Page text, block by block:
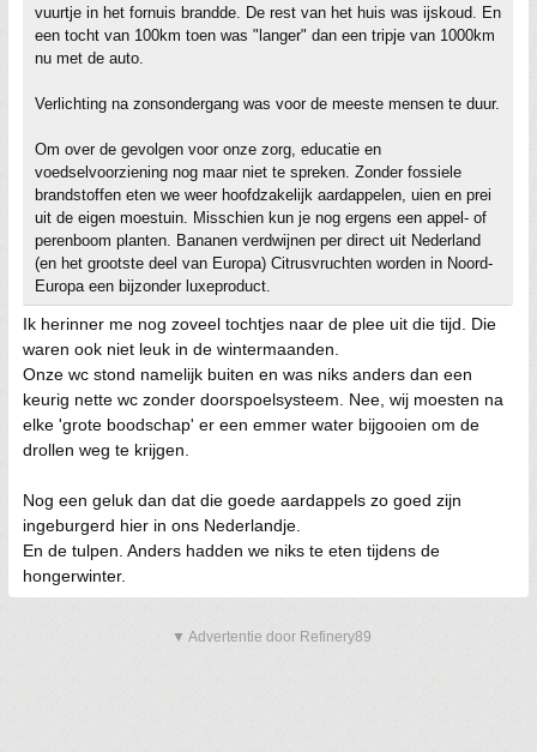
vuurtje in het fornuis brandde. De rest van het huis was ijskoud. En
een tocht van 100km toen was "langer" dan een tripje van 1000km
nu met de auto.
Verlichting na zonsondergang was voor de meeste mensen te duur.
Om over de gevolgen voor onze zorg, educatie en
voedselvoorziening nog maar niet te spreken. Zonder fossiele
brandstoffen eten we weer hoofdzakelijk aardappelen, uien en prei
uit de eigen moestuin. Misschien kun je nog ergens een appel- of
perenboom planten. Bananen verdwijnen per direct uit Nederland
(en het grootste deel van Europa) Citrusvruchten worden in Noord-
Europa een bijzonder luxeproduct.
Ik herinner me nog zoveel tochtjes naar de plee uit die tijd. Die
waren ook niet leuk in de wintermaanden.
Onze wc stond namelijk buiten en was niks anders dan een
keurig nette wc zonder doorspoelsysteem. Nee, wij moesten na
elke 'grote boodschap' er een emmer water bijgooien om de
drollen weg te krijgen.
Nog een geluk dan dat die goede aardappels zo goed zijn
ingeburgerd hier in ons Nederlandje.
En de tulpen. Anders hadden we niks te eten tijdens de
hongerwinter.
▼ Advertentie door Refinery89